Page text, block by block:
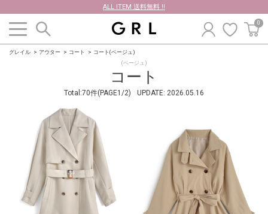
ALL ITEM 送料無料 !!
0
グレイル アウター コート コート(ベージュ)
コート
(ベージュ)
Total:70件(PAGE1/2) UPDATE: 2026.05.16